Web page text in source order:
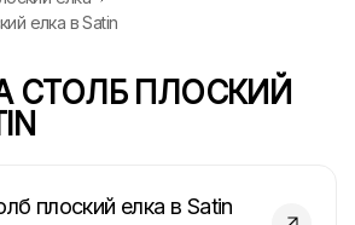
елка в Satin
СТОЛБ ПЛОСКИЙ
плоский елка в Satin